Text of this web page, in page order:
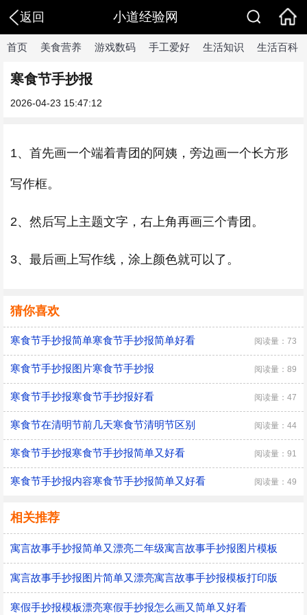
返回 小道经验网
首页 美食营养 游戏数码 手工爱好 生活知识 生活百科
寒食节手抄报
2026-04-23 15:47:12
1、首先画一个端着青团的阿姨，旁边画一个长方形
写作框。
2、然后写上主题文字，右上角再画三个青团。
3、最后画上写作线，涂上颜色就可以了。
猜你喜欢
寒食节手抄报简单寒食节手抄报简单好看 阅读量：73
寒食节手抄报图片寒食节手抄报 阅读量：89
寒食节手抄报寒食节手抄报好看 阅读量：47
寒食节在清明节前几天寒食节清明节区别 阅读量：44
寒食节手抄报寒食节手抄报简单又好看 阅读量：91
寒食节手抄报内容寒食节手抄报简单又好看 阅读量：49
相关推荐
寓言故事手抄报简单又漂亮二年级寓言故事手抄报图片模板
寓言故事手抄报图片简单又漂亮寓言故事手抄报模板打印版
寒假手抄报模板漂亮寒假手抄报怎么画又简单又好看